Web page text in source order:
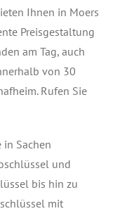
Ihnen in Moers
Preisgestaltung
am Tag, auch
von 30
Rufen Sie
Sachen
und
bis hin zu
mit